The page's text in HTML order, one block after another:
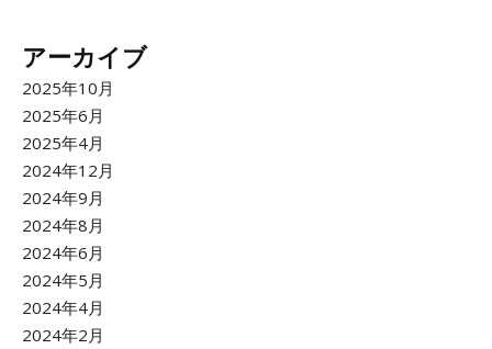
アーカイブ
2025年10月
2025年6月
2025年4月
2024年12月
2024年9月
2024年8月
2024年6月
2024年5月
2024年4月
2024年2月